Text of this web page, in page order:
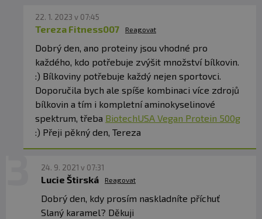
22. 1. 2023 v 07:45
Tereza Fitness007 Reagovat
Dobrý den, ano proteiny jsou vhodné pro
každého, kdo potřebuje zvýšit množství bílkovin.
:) Bílkoviny potřebuje každý nejen sportovci.
Doporučila bych ale spíše kombinaci více zdrojů
bílkovin a tím i kompletní aminokyselinové
spektrum, třeba BiotechUSA Vegan Protein 500g
:) Přeji pěkný den, Tereza
24. 9. 2021 v 07:31
Lucie Štirská Reagovat
Dobrý den, kdy prosím naskladníte příchuť
Slaný karamel? Děkuji